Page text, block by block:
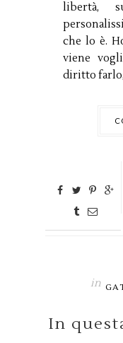
libertà,
che lo è.
viene
diritto
in
In